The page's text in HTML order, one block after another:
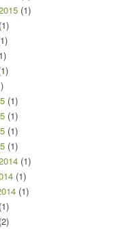
(1)
(1)
(1)
(1)
(1)
(1)
(1)
(1)
(1)
(1)
(2)